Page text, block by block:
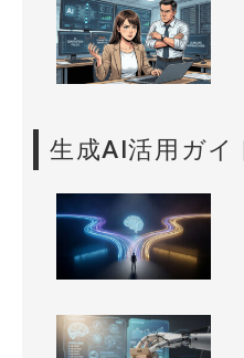
生成AI活用ガイ